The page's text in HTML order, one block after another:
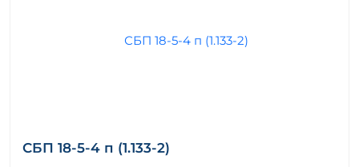
СБП 18-5-4 п (1.133-2)